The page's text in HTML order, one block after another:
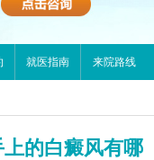
就医指南 来院路线
的白癜风有哪